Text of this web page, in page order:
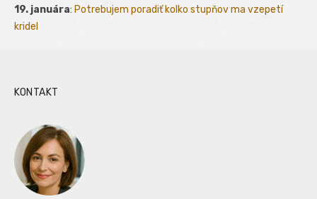
19. januára: Potrebujem poradiť kolko stupňov ma vzepetí
kridel
KONTAKT